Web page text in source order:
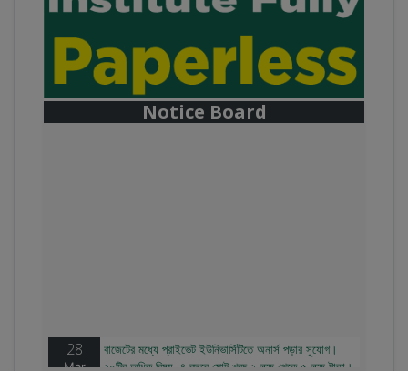
Notice Board
28
Mar
বাজেটের মধ্যে প্রাইভেট ইউনিভার্সিটিতে অনার্স পড়ার সুযোগ।
২০টির অধিক বিষয়, ৪ বছরে মোট খরচ ২ লক্ষ থেকে ৫ লক্ষ টাকা।